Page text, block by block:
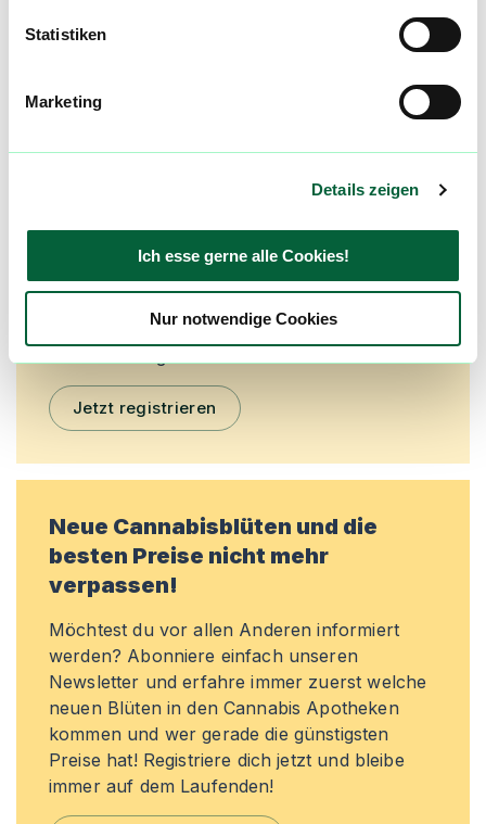
Statistiken
Marketing
Details zeigen
Ich esse gerne alle Cookies!
Nur notwendige Cookies
Community
Alle wichtigen Daten und Fakten - täglich
aktualisiert! Hilf uns mit Deinen Kommentaren
und Bewertungen flowzz noch besser zu
machen. Melde dich an, um dir deine
Preisreduktionen informiert zu werden und
Jetzt registrieren
Neue Cannabisblüten und die
besten Preise nicht mehr
verpassen!
Möchtest du vor allen Anderen informiert
werden? Abonniere einfach unseren
Newsletter und erfahre immer zuerst welche
neuen Blüten in den Cannabis Apotheken
kommen und wer gerade die günstigsten
Preise hat! Registriere dich jetzt und bleibe
immer auf dem Laufenden!